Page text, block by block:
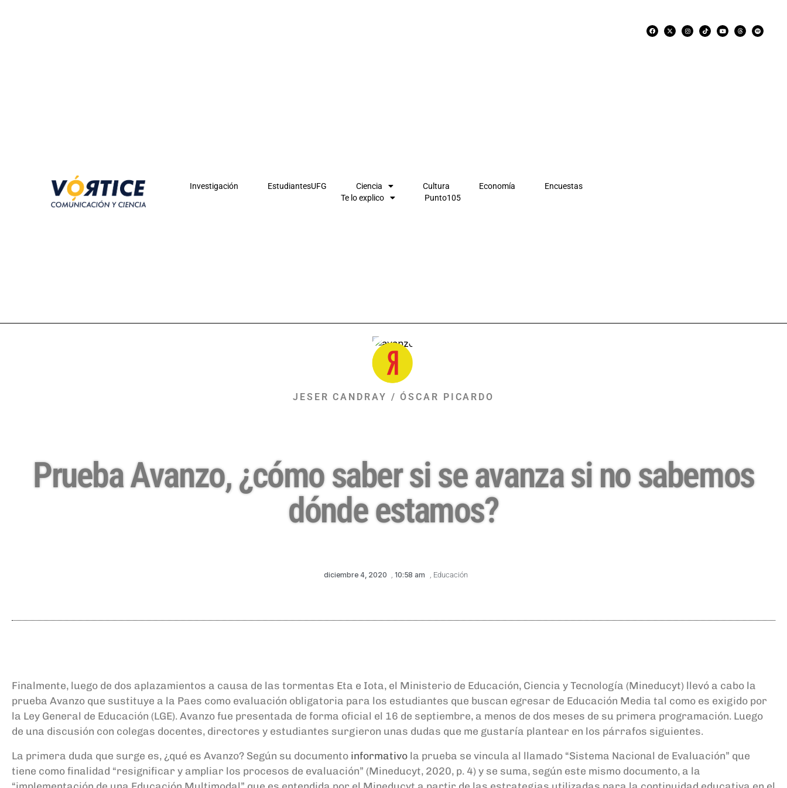
Investigación EstudiantesUFG Ciencia Cultura Economía
Encuestas
Te lo explico
Punto105
JESER CANDRAY / ÓSCAR PICARDO
Prueba Avanzo, ¿cómo saber si se avanza si no sabemos
dónde estamos?
diciembre 4, 2020 10:58 am Educación
Finalmente, luego de dos aplazamientos a causa de las tormentas Eta e Iota, el Ministerio de Educación, Ciencia y Tecnología (Mineducyt) llevó a cabo la
prueba Avanzo que sustituye a la Paes como evaluación obligatoria para los estudiantes que buscan egresar de Educación Media tal como es exigido por
la Ley General de Educación (LGE). Avanzo fue presentada de forma oficial el 16 de septiembre, a menos de dos meses de su primera programación. Luego
de una discusión con colegas docentes, directores y estudiantes surgieron unas dudas que me gustaría plantear en los párrafos siguientes.
La primera duda que surge es, ¿qué es Avanzo? Según su documento informativo la prueba se vincula al llamado “Sistema Nacional de Evaluación” que
tiene como finalidad “resignificar y ampliar los procesos de evaluación” (Mineducyt, 2020, p. 4) y se suma, según este mismo documento, a la